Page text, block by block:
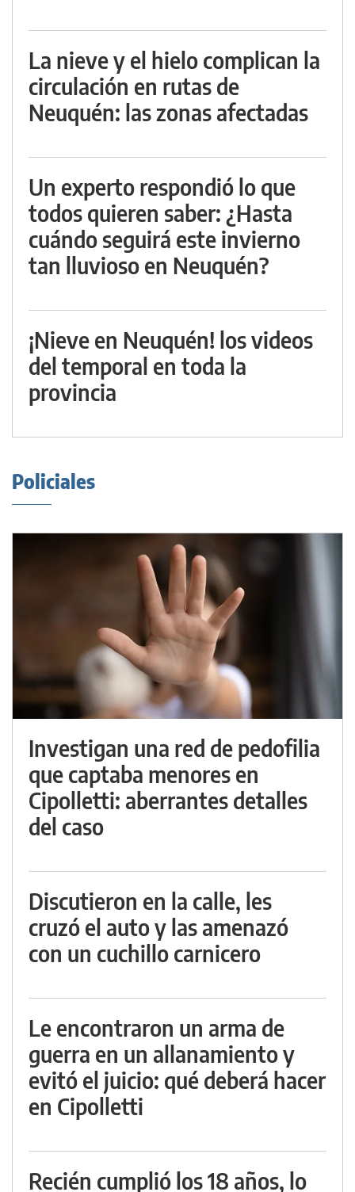
La nieve y el hielo complican la
circulación en rutas de
Neuquén: las zonas afectadas
Un experto respondió lo que
todos quieren saber: ¿Hasta
cuándo seguirá este invierno
tan lluvioso en Neuquén?
¡Nieve en Neuquén! los videos
del temporal en toda la
provincia
Policiales
Investigan una red de pedofilia
que captaba menores en
Cipolletti: aberrantes detalles
del caso
Discutieron en la calle, les
cruzó el auto y las amenazó
con un cuchillo carnicero
Le encontraron un arma de
guerra en un allanamiento y
evitó el juicio: qué deberá hacer
en Cipolletti
Recién cumplió los 18 años, lo